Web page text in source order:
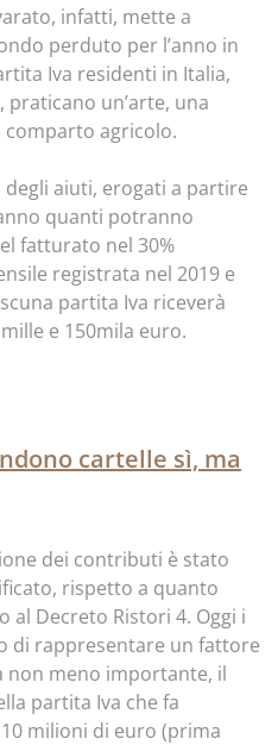
infatti, mette a
perduto per l’anno in
Iva residenti in Italia,
praticano un’arte, una
agricolo.
aiuti, erogati a partire
quanti potranno
fatturato nel 30%
registrata nel 2019 e
partita Iva riceverà
e 150mila euro.
cartelle sì, ma
dei contributi è stato
rispetto a quanto
al Decreto Ristori 4. Oggi i
di rappresentare un fattore
non meno importante, il
partita Iva che fa
milioni di euro (prima